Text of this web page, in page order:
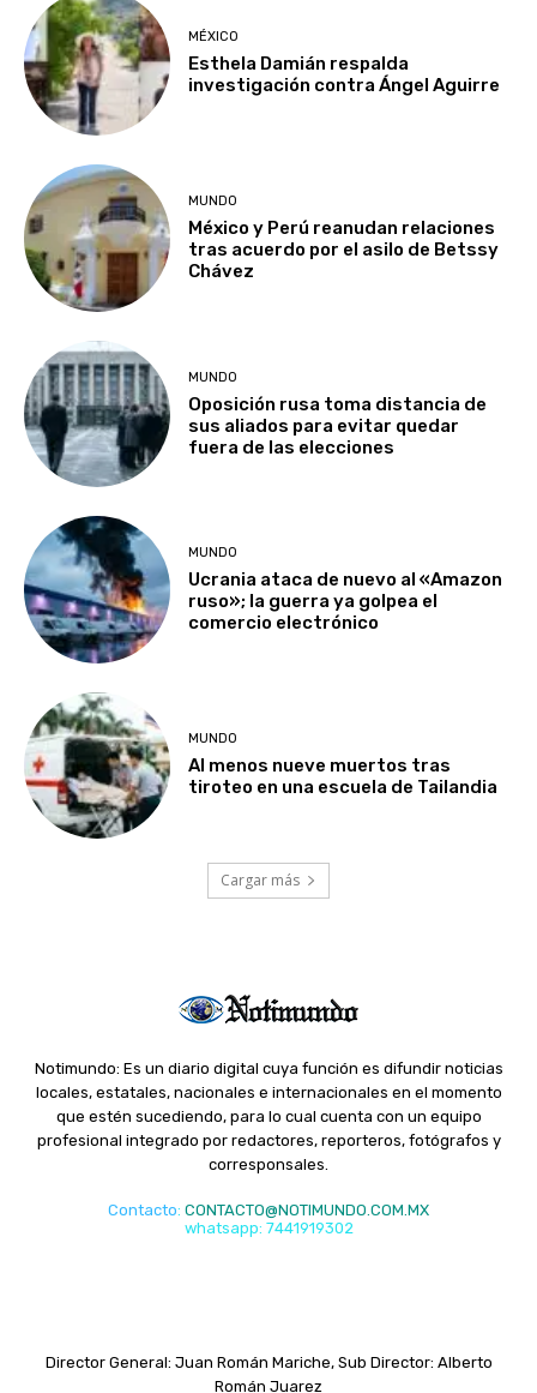
MÉXICO
Esthela Damián respalda
investigación contra Ángel Aguirre
MUNDO
México y Perú reanudan relaciones
tras acuerdo por el asilo de Betssy
Chávez
MUNDO
Oposición rusa toma distancia de
sus aliados para evitar quedar
fuera de las elecciones
MUNDO
Ucrania ataca de nuevo al «Amazon
ruso»; la guerra ya golpea el
comercio electrónico
MUNDO
Al menos nueve muertos tras
tiroteo en una escuela de Tailandia
Cargar más
Notimundo: Es un diario digital cuya función es difundir noticias
locales, estatales, nacionales e internacionales en el momento
que estén sucediendo, para lo cual cuenta con un equipo
profesional integrado por redactores, reporteros, fotógrafos y
corresponsales.
Contacto: CONTACTO@NOTIMUNDO.COM.MX
whatsapp: 7441919302
Director General: Juan Román Mariche, Sub Director: Alberto
Román Juarez